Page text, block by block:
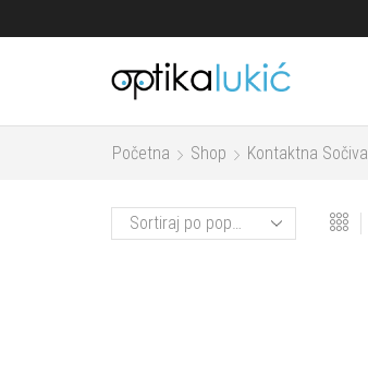
Početna Shop Kontaktna Sočiva